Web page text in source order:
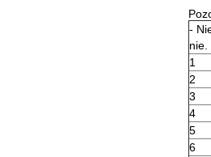
-
nie.
1
2
3
4
5
6